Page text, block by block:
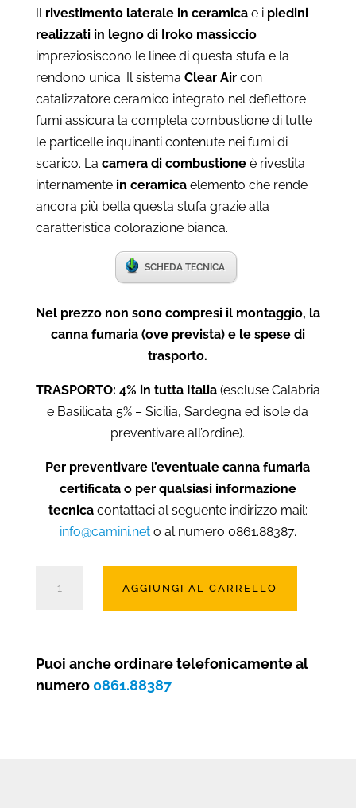
Ilrivestimento laterale in ceramicae i piedini
realizzati in legno di Iroko massiccio
impreziosiscono le linee di questa stufa e la
rendono unica. Il sistema Clear Aircon
catalizzatore ceramico integrato nel deflettore
fumi assicura la completa combustione di tutte
le particelle inquinanti contenute nei fumi di
scarico. La camera di combustioneè rivestita
internamente in ceramicaelemento che rende
ancora più bella questa stufa grazie alla
caratteristica colorazione bianca.
SCHEDA TECNICA
Nel prezzo non sono compresi il montaggio, la
canna fumaria (ove prevista) e le spese di
trasporto.
TRASPORTO: 4% in tutta Italia (escluse Calabria
e Basilicata 5% – Sicilia, Sardegna ed isole da
preventivare all’ordine).
Per preventivare l’eventuale canna fumaria
certificata o per qualsiasi informazione
tecnicacontattaci al seguente indirizzo mail:
info@camini.neto al numero 0861.88387.
Star
con
AGGIUNGI AL CARRELLO
Puoi anche ordinare telefonicamente al
numero 0861.88387